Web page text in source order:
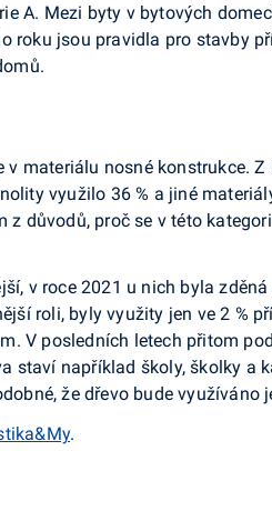
A. Mezi byty v bytových
roku jsou pravidla pro stavby
materiálu nosné konstrukce.
využilo 36 % a jiné
důvodů, proč se v této
v roce 2021 u nich byla
roli, byly využity jen ve 2 %
V posledních letech přitom
staví například školy, školky a
že dřevo bude využíváno
.